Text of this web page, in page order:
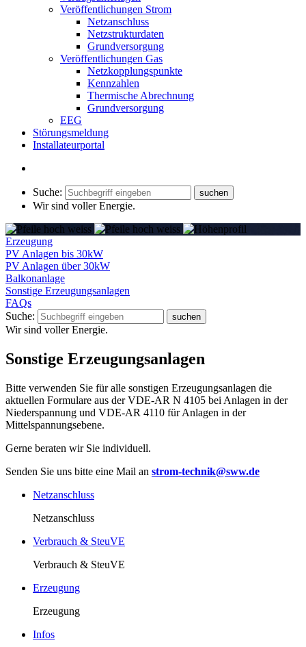
Veröffentlichungen Strom
Netzanschluss
Netzstrukturdaten
Grundversorgung
Veröffentlichungen Gas
Netzkopplungspunkte
Kennzahlen
Thermische Abrechnung
Grundversorgung
EEG
Störungsmeldung
Installateurportal
Suche:
Wir sind voller Energie.
Erzeugung
PV Anlagen bis 30kW
PV Anlagen über 30kW
Balkonanlage
Sonstige Erzeugungsanlagen
FAQs
Suche:
Wir sind voller Energie.
Sonstige Erzeugungsanlagen
Bitte verwenden Sie für alle sonstigen Erzeugungsanlagen die
aktuellen Formulare aus der VDE-AR N 4105 bei Anlagen in der
Niederspannung und VDE-AR 4110 für Anlagen in der
Mittelspannungsebene.
Gerne beraten wir Sie individuell.
Senden Sie uns bitte eine Mail an strom-technik@sww.de
Netzanschluss
Netzanschluss
Verbrauch & SteuVE
Verbrauch & SteuVE
Erzeugung
Erzeugung
Infos